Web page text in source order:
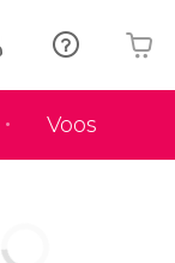
Voos
está vazio